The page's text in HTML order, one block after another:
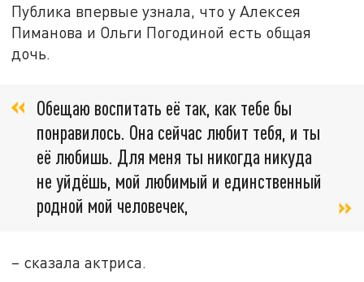
Публика впервые узнала, что у Алексея
Пиманова и Ольги Погодиной есть общая
дочь.
Обещаю воспитать её так, как тебе бы
понравилось. Она сейчас любит тебя, и ты
её любишь. Для меня ты никогда никуда
не уйдёшь, мой любимый и единственный
родной мой человечек,
– сказала актриса.